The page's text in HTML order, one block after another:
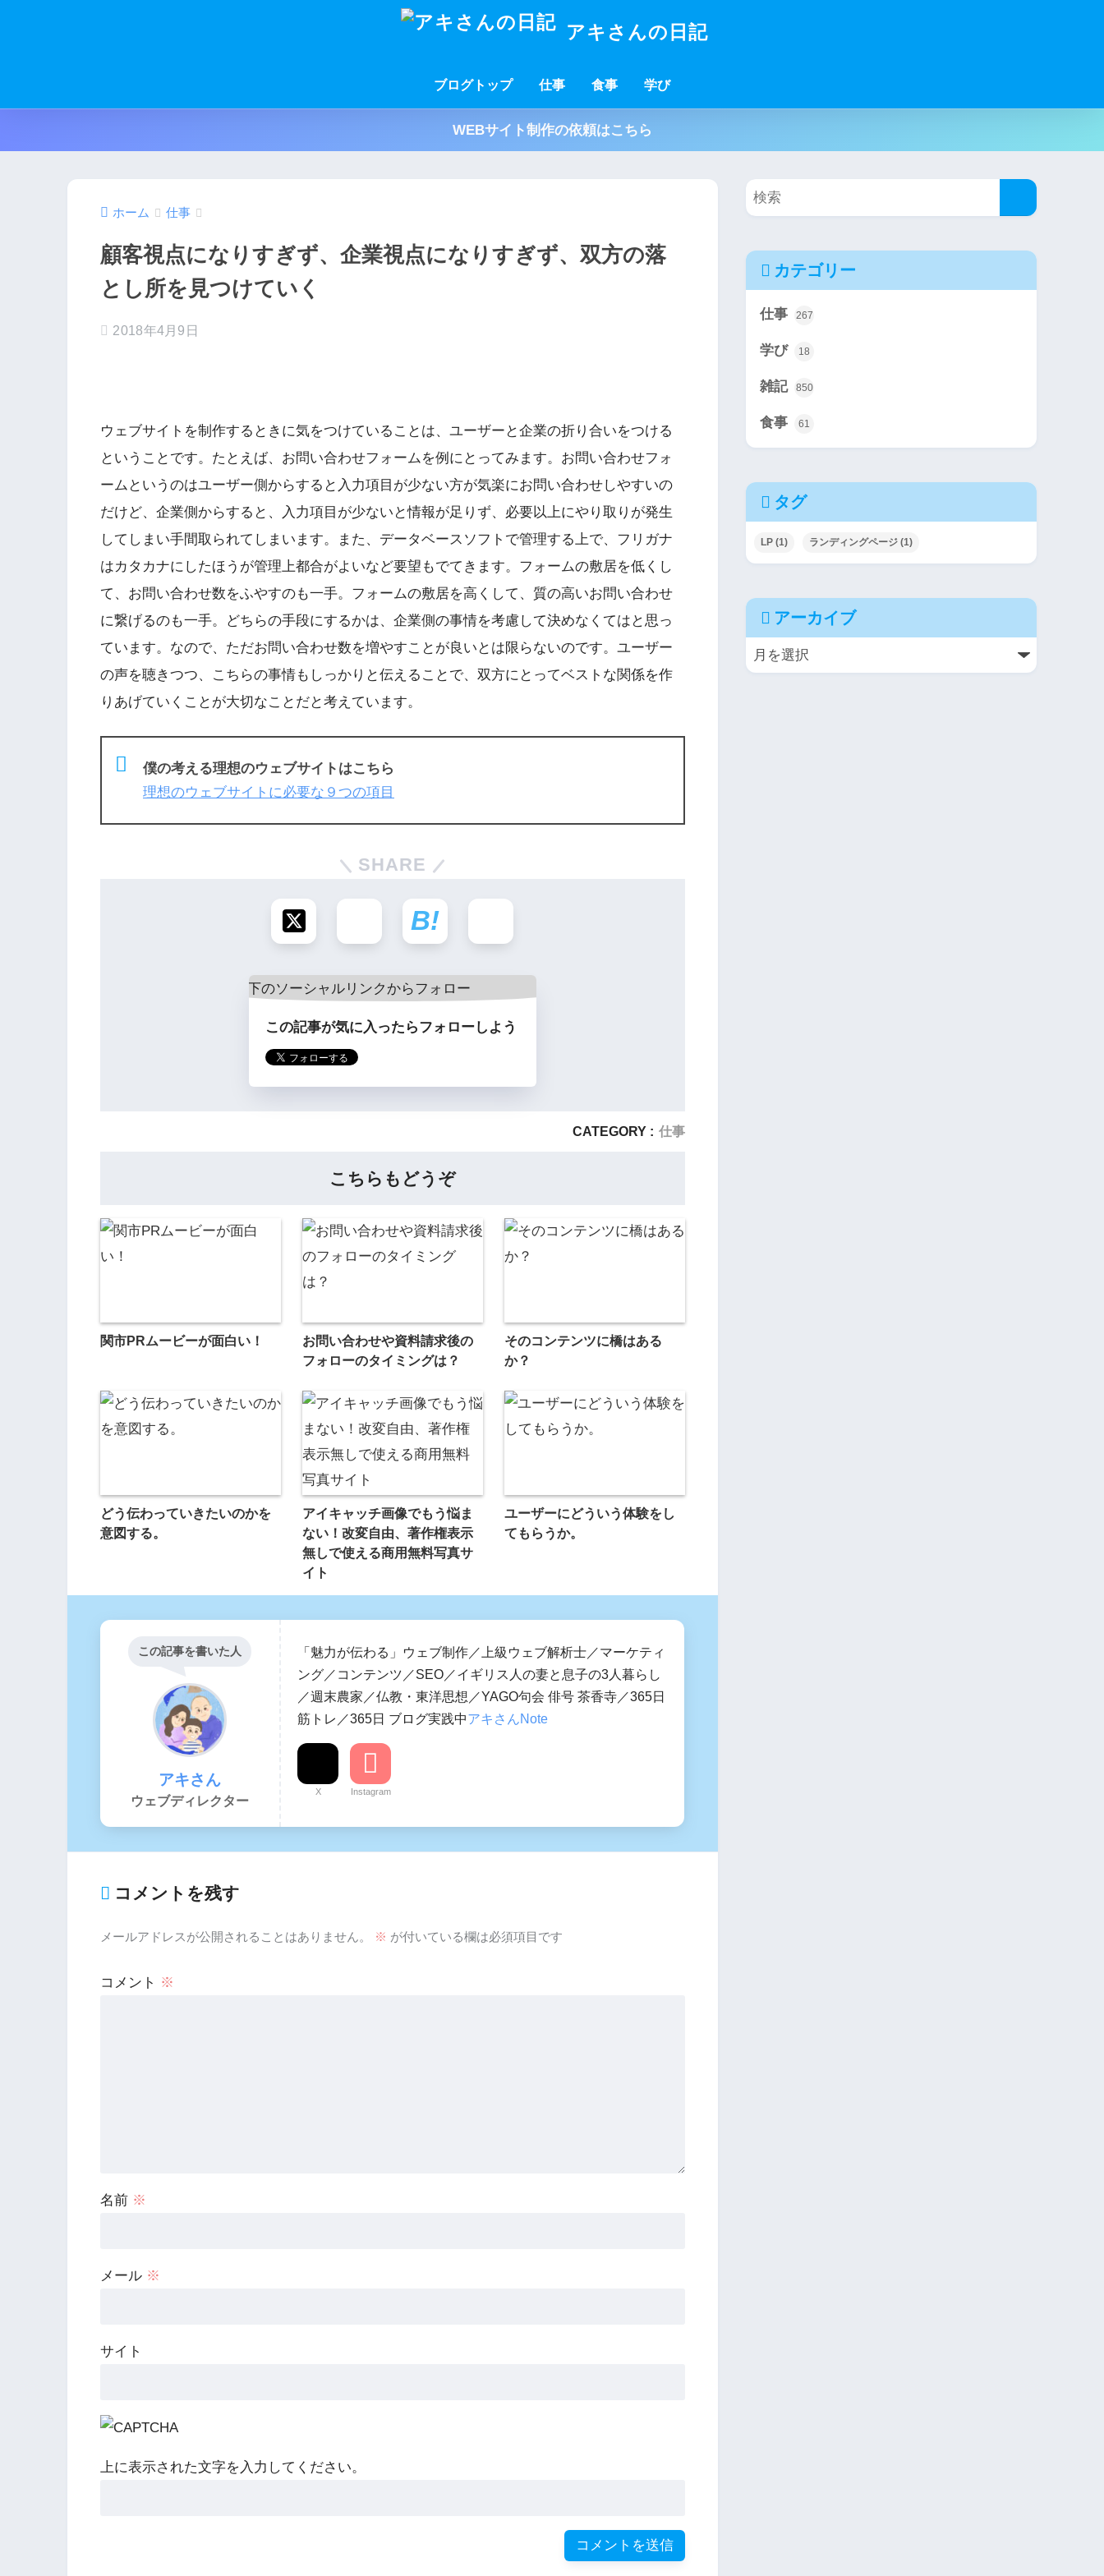
アキさんの日記
ブログトップ 仕事 食事 学び
WEBサイト制作の依頼はこちら
ホーム 仕事
顧客視点になりすぎず、企業視点になりすぎず、双方の落
とし所を見つけていく
2018年4月9日
ウェブサイトを制作するときに気をつけていることは、ユーザーと企業の折り合いをつける
ということです。たとえば、お問い合わせフォームを例にとってみます。お問い合わせフォ
ームというのはユーザー側からすると入力項目が少ない方が気楽にお問い合わせしやすいの
だけど、企業側からすると、入力項目が少ないと情報が足りず、必要以上にやり取りが発生
してしまい手間取られてしまいます。また、データベースソフトで管理する上で、フリガナ
はカタカナにしたほうが管理上都合がよいなど要望もでてきます。フォームの敷居を低くし
て、お問い合わせ数をふやすのも一手。フォームの敷居を高くして、質の高いお問い合わせ
に繋げるのも一手。どちらの手段にするかは、企業側の事情を考慮して決めなくてはと思っ
ています。なので、ただお問い合わせ数を増やすことが良いとは限らないのです。ユーザー
の声を聴きつつ、こちらの事情もしっかりと伝えることで、双方にとってベストな関係を作
りあげていくことが大切なことだと考えています。
僕の考える理想のウェブサイトはこちら
理想のウェブサイトに必要な９つの項目
SHARE
この記事が気に入ったらフォローしよう
CATEGORY : 仕事
こちらもどうぞ
関市PRムービーが面白い！
お問い合わせや資料請求後の
フォローのタイミングは？
そのコンテンツに橋はある
か？
どう伝わっていきたいのかを
意図する。
アイキャッチ画像でもう悩ま
ない！改変自由、著作権表示
無しで使える商用無料写真サ
イト
ユーザーにどういう体験をし
てもらうか。
この記事を書いた人
アキさん
ウェブディレクター
「魅力が伝わる」ウェブ制作／上級ウェブ解析士／マーケティ
ング／コンテンツ／SEO／イギリス人の妻と息子の3人暮らし
／週末農家／仏教・東洋思想／YAGO句会 俳号 茶香寺／365日
筋トレ／365日 ブログ実践中アキさんNote
X Instagram
コメントを残す
メールアドレスが公開されることはありません。 ※ が付いている欄は必須項目です
コメント ※
名前 ※
メール ※
サイト
上に表示された文字を入力してください。
カテゴリー
仕事 267
学び 18
雑記 850
食事 61
タグ
LP (1) ランディングページ (1)
アーカイブ